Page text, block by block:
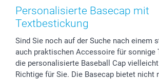
Zubehör & Material
Foto-Kalender & Agenden
Geschenk-Gutscheine (PDF)
AGB
Impressum
Partnerprogramme
Investor Relations
B2B smartbusiness
Muttertag
Vatertag
Hochzeit
Geburtstag
Geburt
Preise und Versandkosten
Lieferfristen
Zahlungsmöglichkeiten
Anmelden /Registrieren
Sitemap
Personalisierte Basecap mit
Textbestickung
Sind Sie noch auf der Suche nach einem
auch praktischen Accessoire für sonnige
die personalisierte Baseball Cap
Richtige für Sie. Die Basecap bietet nicht